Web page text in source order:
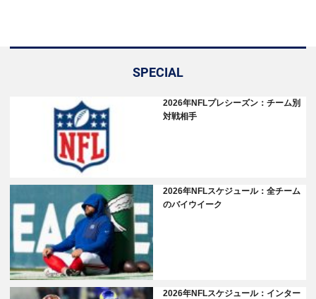
SPECIAL
2026年NFLプレシーズン：チーム別
対戦相手
2026年NFLスケジュール：全チーム
のバイウイーク
2026年NFLスケジュール：インター